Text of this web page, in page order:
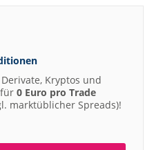
Derivate, Kryptos und
0 Euro pro Trade
marktüblicher Spreads)!